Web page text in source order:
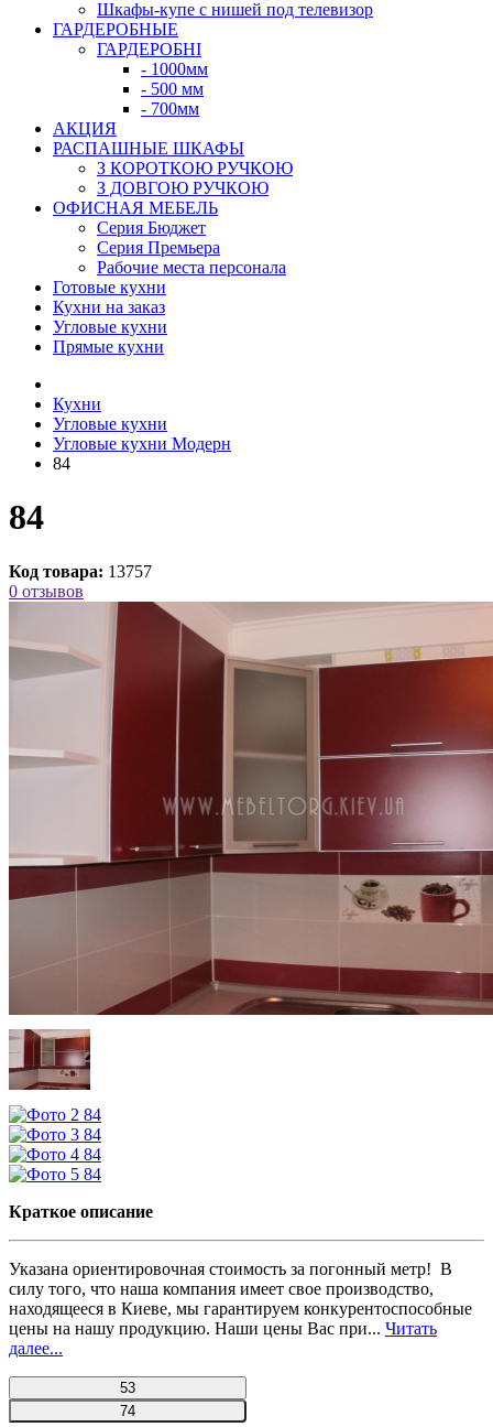
Шкафы-купе с нишей под телевизор
ГАРДЕРОБНЫЕ
ГАРДЕРОБНІ
- 1000мм
- 500 мм
- 700мм
АКЦИЯ
РАСПАШНЫЕ ШКАФЫ
З КОРОТКОЮ РУЧКОЮ
З ДОВГОЮ РУЧКОЮ
ОФИСНАЯ МЕБЕЛЬ
Серия Бюджет
Серия Премьера
Рабочие места персонала
Готовые кухни
Кухни на заказ
Угловые кухни
Прямые кухни
Кухни
Угловые кухни
Угловые кухни Модерн
84
84
Код товара: 13757
0 отзывов
Краткое описание
Указана ориентировочная стоимость за погонный метр! В
силу того, что наша компания имеет свое производство,
находящееся в Киеве, мы гарантируем конкурентоспособные
цены на нашу продукцию. Наши цены Вас при... Читать
далее...
53
74